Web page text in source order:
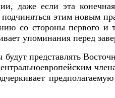
даже если эта
этим новым
со стороны первого и
упоминания перед
представлять